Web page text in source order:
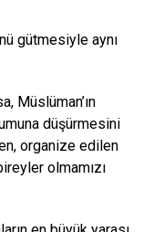
gütmesiyle aynı
Müslüman’ın
düşürmesini
organize edilen
olmamızı